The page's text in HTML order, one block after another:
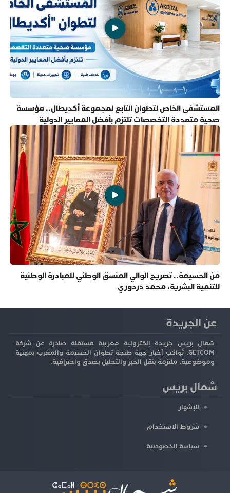
المستشفى الخاص لتطوان التابع لمجموعة أكديطال.. مؤسسة
صحية متعددة التخصصات تلتزم بأفضل المعايير الدولية
من الحسيمة.. تصريح الوالي المنسق الوطني للمبادرة الوطنية
للتنمية البشرية، محمد دردوري
عن الجريدة
شمال بريس جريدة إلكترونية مغربية مستقلة صادرة عن شركة
GETCOM، تُواكب أخبار جهة طنجة تطوان الحسيمة والمغرب بمهنية
وموضوعية، ملتزمة بنقل الخبر والتحليل بصدق واحترافية.
شمال بريس
للإشهار
شروط الاستخدام
سياسة الخصوصية